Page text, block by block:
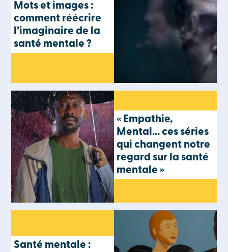
Mots et images :
comment réécrire
l’imaginaire de la
santé mentale ?
« Empathie,
Mental… ces séries
qui changent notre
regard sur la santé
mentale »
Santé mentale :